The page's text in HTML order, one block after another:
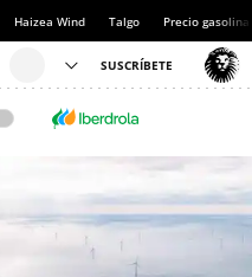
Haizea Wind Talgo Precio gasolina